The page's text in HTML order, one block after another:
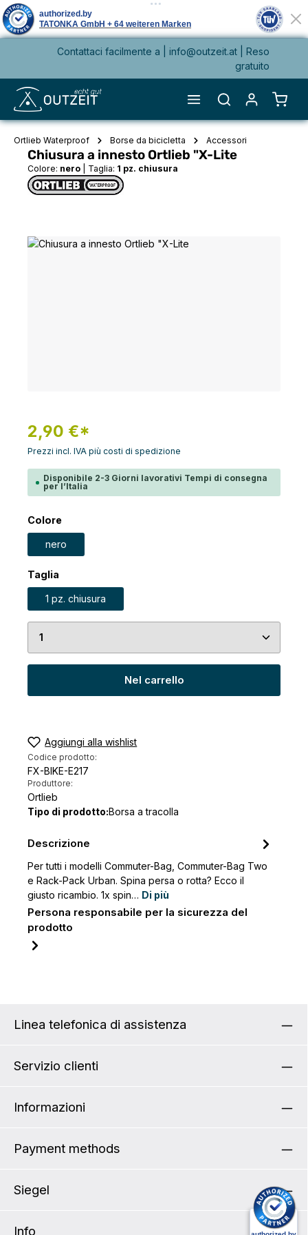
principaleContattaci facilmente a | info@outzeit.at
| Reso
gratuito
Il
Ortlieb Waterproof Borse da bicicletta Accessori
Chiusura a innesto Ortlieb "X-Lite
Colore: nero Taglia: 1 pz. chiusura
Salta la galleria di immagini
2,90 €*
Prezzi incl. IVA più costi di spedizione
Disponibile 2-3 Giorni lavorativi Tempi di consegna
per l’Italia
Seleziona
Colore
nero
Seleziona
Taglia
1 pz. chiusura
Quantità del prodotto: inserisci la quantità
Nel carrello
Aggiungi alla wishlist
Codice prodotto:
FX-BIKE-E217
Produttore:
Ortlieb
Tipo di prodotto:Borsa a tracolla
Descrizione
Per tutti i modelli Commuter-Bag, Commuter-Bag Two
e Rack-Pack Urban. Spina persa o rotta? Ecco il
giusto ricambio. 1x spin… Di più
Persona responsabile per la sicurezza del
prodotto
Linea telefonica di assistenza
Servizio clienti
Informazioni
Payment methods
Siegel
Info